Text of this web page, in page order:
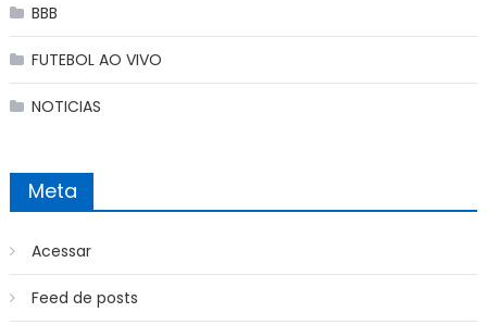
BBB
FUTEBOL AO VIVO
NOTICIAS
Meta
Acessar
Feed de posts